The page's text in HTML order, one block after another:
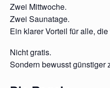
Zwei Mittwoche.
Zwei Saunatage.
Ein klarer Vorteil für alle,
Nicht gratis.
Sondern bewusst günstiger